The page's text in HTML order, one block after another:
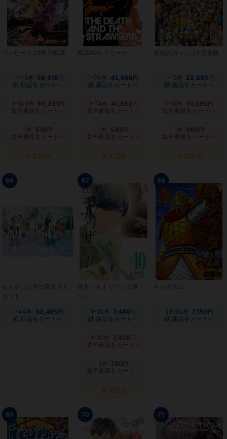
ワンピース ONE PIECE
1-115巻 56,518 円
紙 新品をカートへ
1-106 巻 55,881
電子書籍をカートへ
1 巻 518
電子書籍をカートへ
タダ読み
BLEACH ブリーチ
1-74巻 43,868 円
紙 新品をカートへ
1-74 巻 41,652
電子書籍をカートへ
1 巻 543
電子書籍をカートへ
タダ読み
金色のガッシュ!! 完全版
1-16巻 22,880 円
紙 新品をカートへ
1-16 巻 10,560
電子書籍をカートへ
1 巻 660
電子書籍をカートへ
タダ読み
66
からかい上手の高木さん
1-44巻 33,495 円
紙 新品をカートへ
67
性別「モナリザ」の君
へ。
1-10巻 7,440 円
紙 新品をカートへ
1-10 巻 7,438
電子書籍をカートへ
1 巻 730
電子書籍をカートへ
タダ読み
68
キングダム
21-30巻 7,150 円
紙 新品をカートへ
69 70 71